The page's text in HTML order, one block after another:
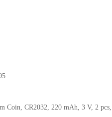
Coin, CR2032, 220 mAh, 3 V, 2